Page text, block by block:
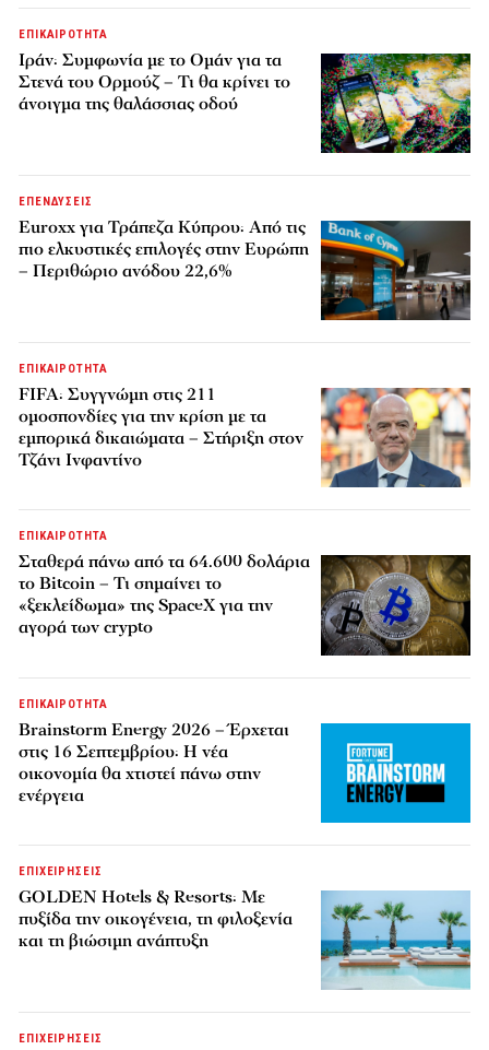
ΕΠΙΚΑΙΡΟΤΗΤΑ
Ιράν: Συμφωνία με το Ομάν για τα
Στενά του Ορμούζ – Τι θα κρίνει το
άνοιγμα της θαλάσσιας οδού
ΕΠΕΝΔΥΣΕΙΣ
Euroxx για Τράπεζα Κύπρου: Από τις
πιο ελκυστικές επιλογές στην Ευρώπη
– Περιθώριο ανόδου 22,6%
ΕΠΙΚΑΙΡΟΤΗΤΑ
FIFA: Συγγνώμη στις 211
ομοσπονδίες για την κρίση με τα
εμπορικά δικαιώματα – Στήριξη στον
Τζάνι Ινφαντίνο
ΕΠΙΚΑΙΡΟΤΗΤΑ
Σταθερά πάνω από τα 64.600 δολάρια
το Bitcoin – Τι σημαίνει το
«ξεκλείδωμα» της SpaceX για την
αγορά των crypto
ΕΠΙΚΑΙΡΟΤΗΤΑ
Brainstorm Energy 2026 – Έρχεται
στις 16 Σεπτεμβρίου: Η νέα
οικονομία θα χτιστεί πάνω στην
ενέργεια
ΕΠΙΧΕΙΡΗΣΕΙΣ
GOLDEN Hotels & Resorts: Με
πυξίδα την οικογένεια, τη φιλοξενία
και τη βιώσιμη ανάπτυξη
ΕΠΙΧΕΙΡΗΣΕΙΣ